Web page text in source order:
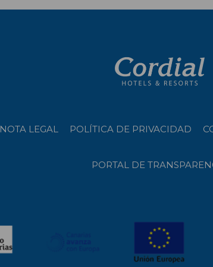
NOTA LEGAL POLÍTICA DE PRIVACIDAD
PORTAL DE